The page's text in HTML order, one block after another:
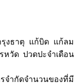
รุงธาตุ แก้บิด แก้ลม
วัด ปวดปะจำเดือน
จำกัดจำนวนของที่มี